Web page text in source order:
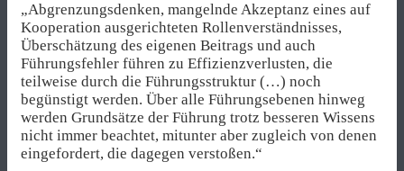
„Abgrenzungsdenken, mangelnde Akzeptanz eines auf
Kooperation ausgerichteten Rollenverständnisses,
Überschätzung des eigenen Beitrags und auch
Führungsfehler führen zu Effizienzverlusten, die
teilweise durch die Führungsstruktur (…) noch
begünstigt werden. Über alle Führungsebenen hinweg
werden Grundsätze der Führung trotz besseren Wissens
nicht immer beachtet, mitunter aber zugleich von denen
eingefordert, die dagegen verstoßen.“